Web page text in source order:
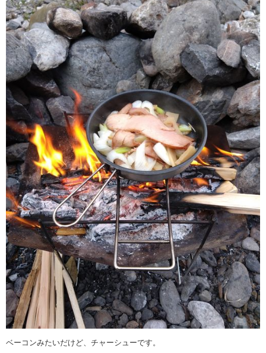
ベーコンみたいだけど、チャーシューです。